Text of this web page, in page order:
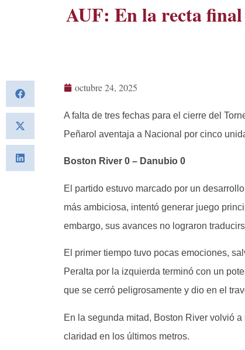
AUF: En la recta
octubre 24, 2025
A falta de tres fechas para el cierre del
Peñarol aventaja a Nacional por cinco
Boston River 0 – Danubio 0
El partido estuvo marcado por un
más ambiciosa, intentó generar juego
embargo, sus avances no lograron
El primer tiempo tuvo pocas emociones,
Peralta por la izquierda terminó con un
que se cerró peligrosamente y dio en el
En la segunda mitad, Boston River volvió
claridad en los últimos metros.